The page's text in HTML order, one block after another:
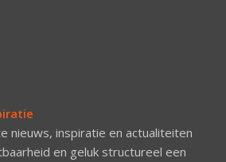
nieuws, inspiratie en actualiteiten
en geluk structureel een